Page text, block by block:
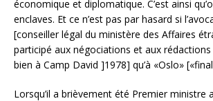
économique et diplomatique. C’est ainsi
enclaves. Et ce n’est pas par hasard si
[conseiller légal du ministère des Affaires
participé aux négociations et aux
bien à Camp David ]1978] qu’à «Oslo»
Lorsqu’il a brièvement été Premier ministre